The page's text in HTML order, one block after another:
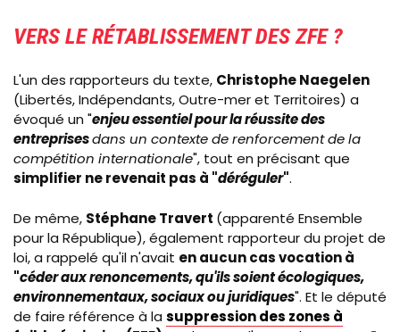
VERS LE RÉTABLISSEMENT DES ZFE ?
L'un des rapporteurs du texte, Christophe Naegelen
(Libertés, Indépendants, Outre-mer et Territoires) a
évoqué un "enjeu essentiel pour la réussite des
entreprisesdans un contexte de renforcement de la
compétition internationale", tout en précisant que
simplifier ne revenait pas à "déréguler".
De même, Stéphane Travert (apparenté Ensemble
pour la République), également rapporteur du projet de
loi, a rappelé qu'il n'avait en aucun cas vocation à
"céder aux renoncements, qu'ils soient écologiques,
environnementaux, sociaux ou juridiques". Et le député
de faire référence à la suppression des zones à